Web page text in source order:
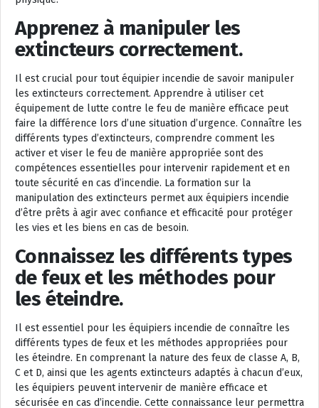
Apprenez à manipuler les
extincteurs correctement.
Il est crucial pour tout équipier incendie de savoir manipuler
les extincteurs correctement. Apprendre à utiliser cet
équipement de lutte contre le feu de manière efficace peut
faire la différence lors d’une situation d’urgence. Connaître les
différents types d’extincteurs, comprendre comment les
activer et viser le feu de manière appropriée sont des
compétences essentielles pour intervenir rapidement et en
toute sécurité en cas d’incendie. La formation sur la
manipulation des extincteurs permet aux équipiers incendie
d’être prêts à agir avec confiance et efficacité pour protéger
les vies et les biens en cas de besoin.
Connaissez les différents types
de feux et les méthodes pour
les éteindre.
Il est essentiel pour les équipiers incendie de connaître les
différents types de feux et les méthodes appropriées pour
les éteindre. En comprenant la nature des feux de classe A, B,
C et D, ainsi que les agents extincteurs adaptés à chacun d’eux,
les équipiers peuvent intervenir de manière efficace et
sécurisée en cas d’incendie. Cette connaissance leur permettra